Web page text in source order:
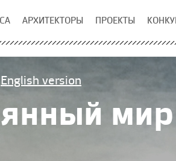
АРХИТЕКТОРЫ ПРОЕКТЫ
English version
мир